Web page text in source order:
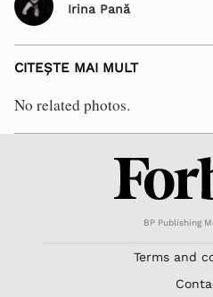
Irina Pană
CITEȘTE MAI MULT
No related photos.
BP Publishing
Terms and